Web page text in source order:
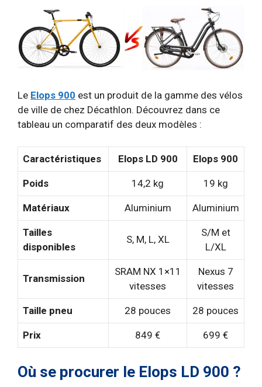
Le Elops 900 est un produit de la gamme des vélos
de ville de chez Décathlon. Découvrez dans ce
tableau un comparatif des deux modèles :
Caractéristiques Elops LD 900 Elops 900
Poids 14,2 kg 19 kg
Matériaux Aluminium Aluminium
Tailles
disponibles
S, M, L, XL
S/M et
L/XL
Transmission
SRAM NX 1×11
vitesses
Nexus 7
vitesses
Taille pneu 28 pouces 28 pouces
Prix 849 € 699 €
Où se procurer le Elops LD 900 ?